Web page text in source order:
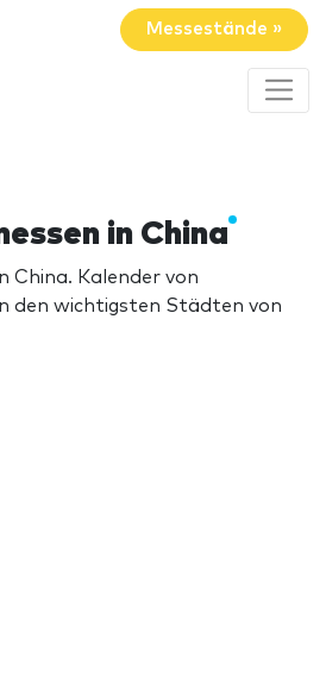
Messestände »
in China
China. Kalender von
den wichtigsten Städten von